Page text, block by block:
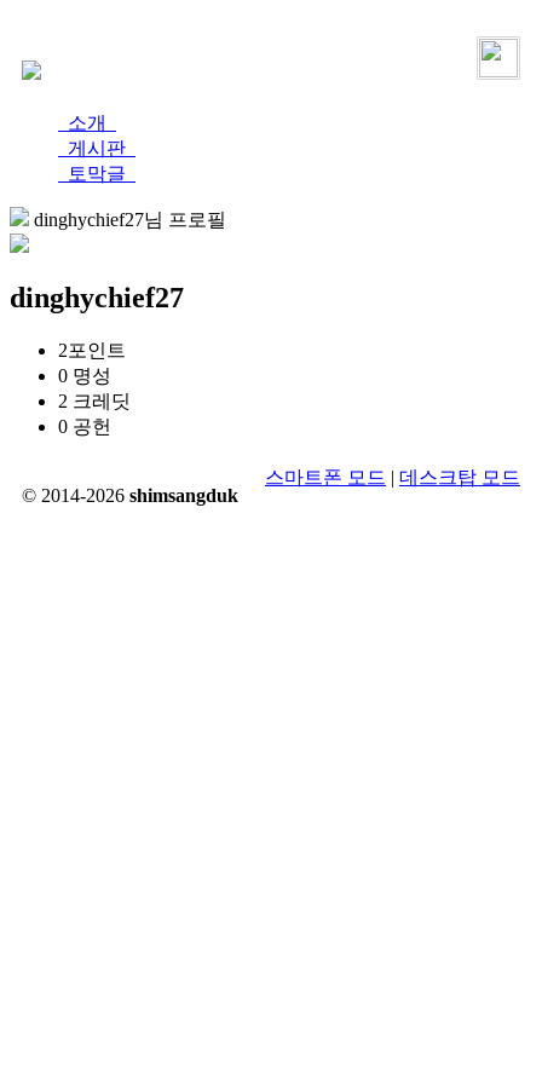
소개
게시판
토막글
dinghychief27님 프로필
dinghychief27
2포인트
0 명성
2 크레딧
0 공헌
© 2014-2026 shimsangduk
스마트폰 모드 | 데스크탑 모드